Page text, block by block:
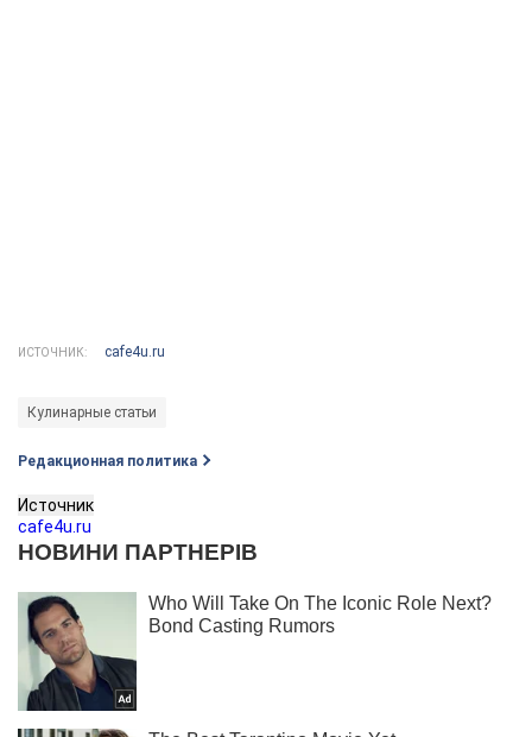
ИСТОЧНИК: cafe4u.ru
Кулинарные статьи
Редакционная политика
Источник
cafe4u.ru